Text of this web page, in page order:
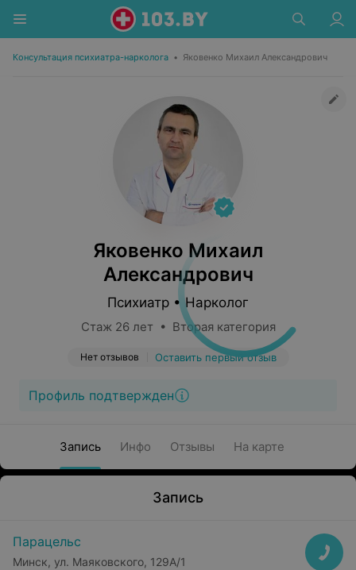
Консультация психиатра-нарколога • Яковенко Михаил Александрович
Яковенко Михаил
Александрович
Психиатр • Нарколог
Стаж 26 лет • Вторая категория
Нет отзывов Оставить первый отзыв
Профиль подтвержден
Запись Инфо Отзывы На карте
Запись
Парацельс
Минск, ул. Маяковского, 129А/1